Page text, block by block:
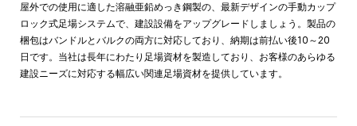
屋外での使用に適した溶融亜鉛めっき鋼製の、最新デザインの手動カップ
ロック式足場システムで、建設設備をアップグレードしましょう。製品の
梱包はバンドルとバルクの両方に対応しており、納期は前払い後10～20
日です。当社は長年にわたり足場資材を製造しており、お客様のあらゆる
建設ニーズに対応する幅広い関連足場資材を提供しています。